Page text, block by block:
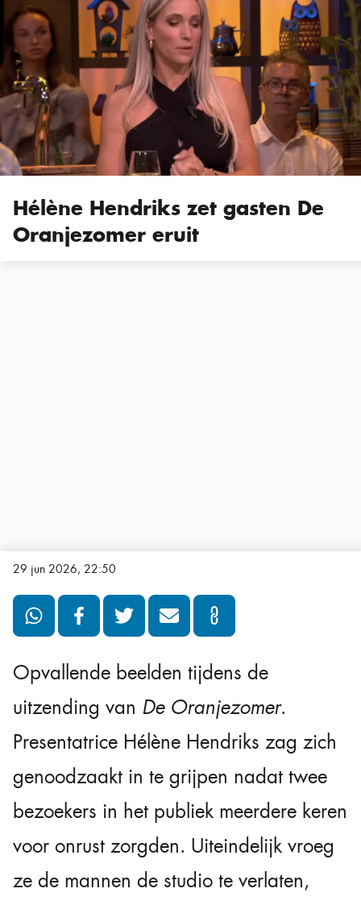
Hélène Hendriks zet gasten De
Oranjezomer eruit
29 jun 2026, 22:50
Opvallende beelden tijdens de
uitzending van De Oranjezomer.
Presentatrice Hélène Hendriks zag zich
genoodzaakt in te grijpen nadat twee
bezoekers in het publiek meerdere keren
voor onrust zorgden. Uiteindelijk vroeg
ze de mannen de studio te verlaten,